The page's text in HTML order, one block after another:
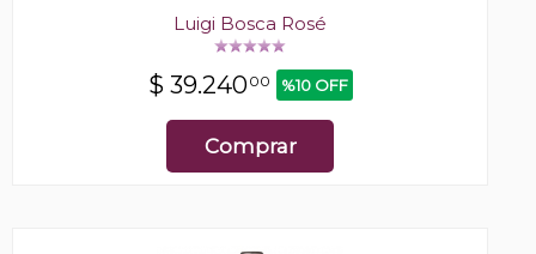
Luigi Bosca Rosé
$ 39.24000 %10 OFF
Comprar